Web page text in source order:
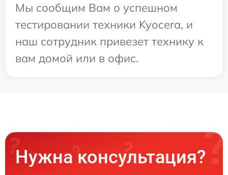
Мы сообщим Вам о успешном
тестировании техники Kyocera, и
наш сотрудник привезет технику к
вам домой или в офис.
Нужна консультация?